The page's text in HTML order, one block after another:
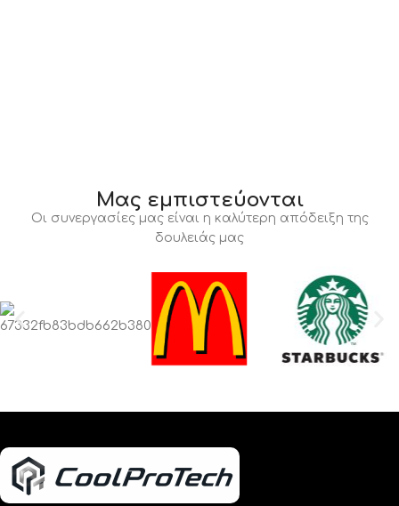
Μας εμπιστεύονται
Οι συνεργασίες μας είναι η καλύτερη απόδειξη της
δουλειάς μας